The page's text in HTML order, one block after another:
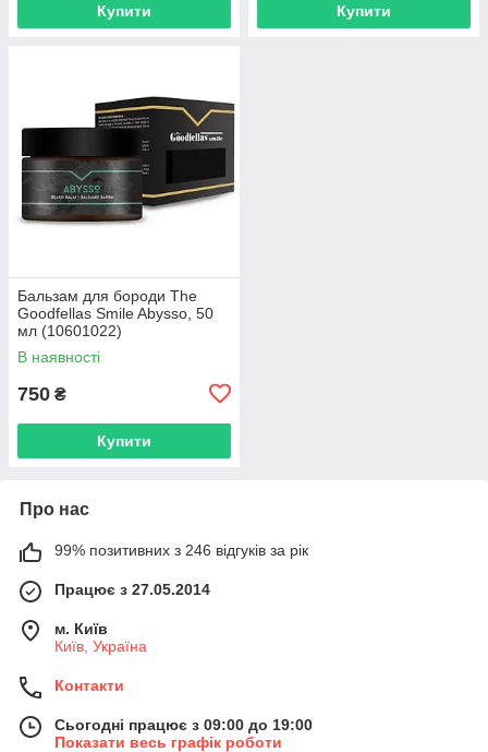
Купити Купити
Бальзам для бороди The
Goodfellas Smile Abysso, 50
мл (10601022)
В наявності
750 ₴
Купити
Про нас
99% позитивних з 246 відгуків за рік
Працює з 27.05.2014
м. Київ
Київ, Україна
Контакти
Сьогодні працює з 09:00 до 19:00
Показати весь графік роботи